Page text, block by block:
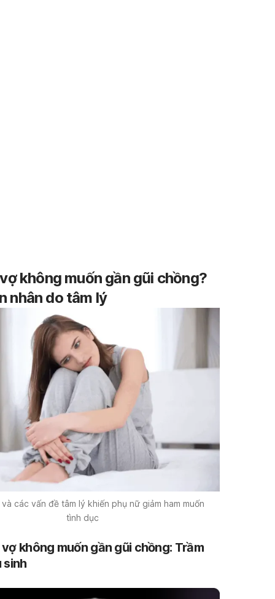
không muốn gần gũi chồng?
nhân do tâm lý
và các vấn đề tâm lý khiến phụ nữ giảm ham muốn
tình dục
vợ không muốn gần gũi chồng: Trầm
sinh